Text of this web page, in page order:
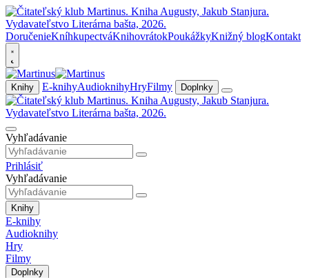
DoručenieKníhkupectváKnihovrátokPoukážkyKnižný blogKontakt
Knihy E-knihyAudioknihyHryFilmy Doplnky
Vyhľadávanie
Prihlásiť
Vyhľadávanie
Knihy
E-knihy
Audioknihy
Hry
Filmy
Doplnky